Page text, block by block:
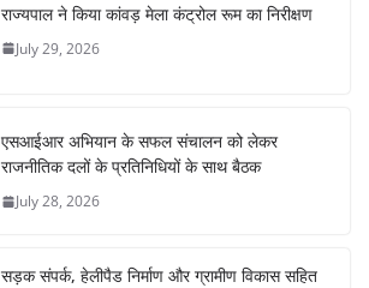
राज्यपाल ने किया कांवड़ मेला कंट्रोल रूम का निरीक्षण
July 29, 2026
एसआईआर अभियान के सफल संचालन को लेकर
राजनीतिक दलों के प्रतिनिधियों के साथ बैठक
July 28, 2026
सड़क संपर्क, हेलीपैड निर्माण और ग्रामीण विकास सहित